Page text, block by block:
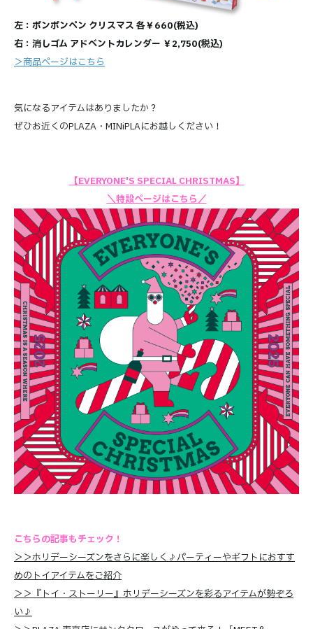
左：ポンポンペン クリスマス 各￥660(税込)
右：消しゴム アドベントカレンダー ￥2,750(税込)
＞商品ページはこちら
気になるアイテムはありましたか？
ぜひお近くのPLAZA・MINiPLAにお越しください！
【EVERYONE'S SPECIAL CHRISTMAS】
＼特設ページはこちら／
こちらの記事もチェック！
＞＞ホリデーシーズンをさらに楽しく♪パーティーやギフトにおすす
めのトイアイテムをご紹介
＞＞『トイ・ストーリー』ホリデーシーズンを彩るアイテムが勢ぞろ
い♪